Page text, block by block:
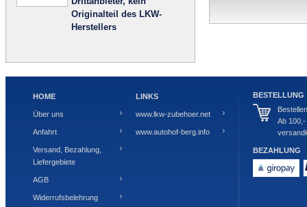
Originalteil des LKW-
Herstellers
HOME
Über uns
Anfahrt
Versand, Bezahlung,
Liefergebiete
AGB
Widerrufsbelehrung
LINKS
www.lkw-zubehoer.net
www.autohof-berg.info
BESTELLUNG
Ab
BEZAHLUNG